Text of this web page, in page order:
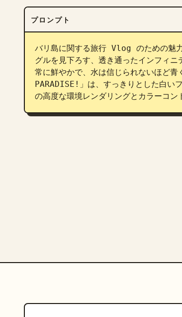
プロンプト
バリ島に関する旅行 Vlog のための魅
グルを見下ろす、透き通ったインフィ
常に鮮やかで、水は信じられないほど
PARADISE!」は、すっきりとした白い
の高度な環境レンダリングとカラーコ